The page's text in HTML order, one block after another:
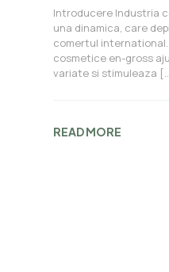
Introducere Industria
una dinamica, care
comertul
cosmetice en-gross
variate si stimuleaza
READ MORE